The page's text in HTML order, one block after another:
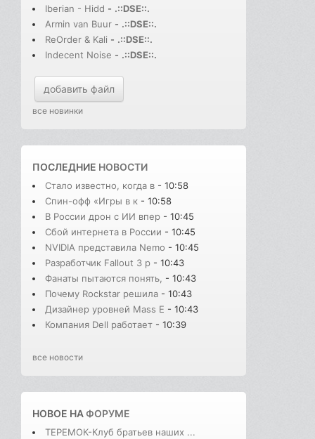
Iberian - Hidd - .::DSE::.
Armin van Buur - .::DSE::.
ReOrder & Kali - .::DSE::.
Indecent Noise - .::DSE::.
добавить файл
все новинки
ПОСЛЕДНИЕ НОВОСТИ
Стало известно, когда в - 10:58
Спин-офф «Игры в к - 10:58
В России дрон с ИИ впер - 10:45
Сбой интернета в России - 10:45
NVIDIA представила Nemo - 10:45
Разработчик Fallout 3 р - 10:43
Фанаты пытаются понять, - 10:43
Почему Rockstar решила - 10:43
Дизайнер уровней Mass E - 10:43
Компания Dell работает - 10:39
все новости
НОВОЕ НАФОРУМЕ
ТЕРЕМОК-Клуб братьев наших ...